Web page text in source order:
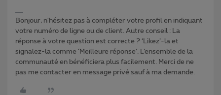
Bonjour, n'hésitez pas à compléter votre profil en indiquant
votre numéro de ligne ou de client. Autre conseil : La
réponse à votre question est correcte ? ‘Likez’-la et
signalez-la comme ‘Meilleure réponse’. L’ensemble de la
communauté en bénéficiera plus facilement. Merci de ne
pas me contacter en message privé sauf à ma demande.